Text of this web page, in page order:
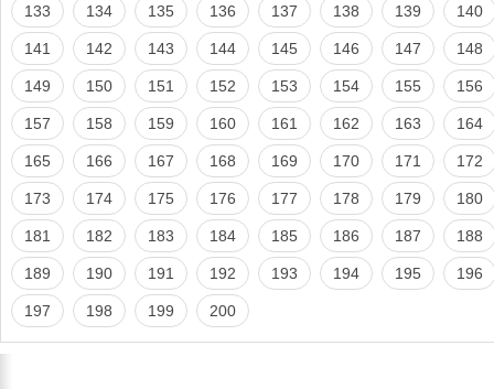
133 134 135 136 137 138 139 140
141 142 143 144 145 146 147 148
149 150 151 152 153 154 155 156
157 158 159 160 161 162 163 164
165 166 167 168 169 170 171 172
173 174 175 176 177 178 179 180
181 182 183 184 185 186 187 188
189 190 191 192 193 194 195 196
197 198 199 200